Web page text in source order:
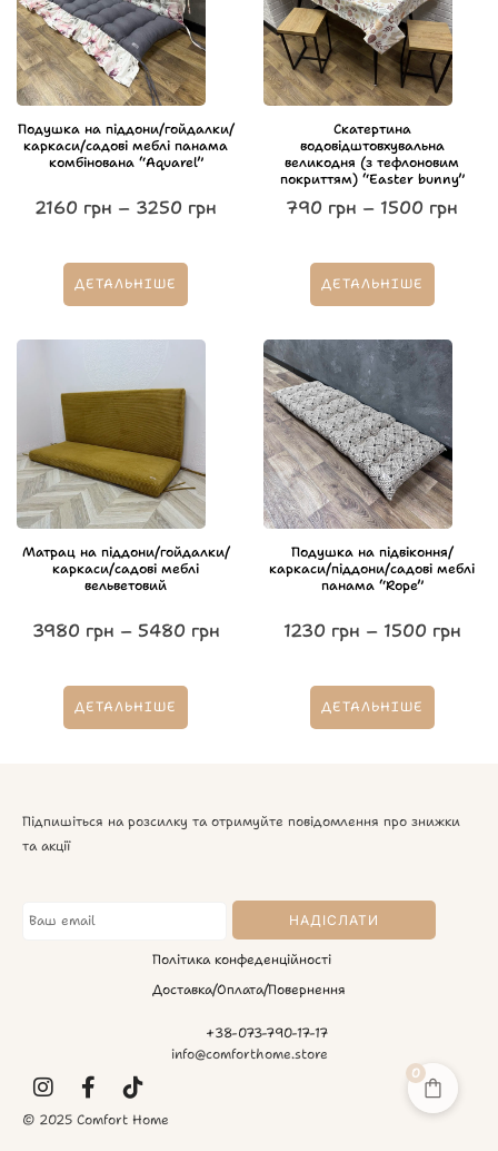
Подушка на піддони/гойдалки/
каркаси/садові меблі панама
комбінована “Aquarel”
2160 грн – 3250 грн
ДЕТАЛЬНІШЕ
Скатертина
водовідштовхувальна
великодня (з тефлоновим
покриттям) “Easter bunny”
790 грн – 1500 грн
ДЕТАЛЬНІШЕ
Матрац на піддони/гойдалки/
каркаси/садові меблі
вельветовий
3980 грн – 5480 грн
ДЕТАЛЬНІШЕ
Подушка на підвіконня/
каркаси/піддони/садові меблі
панама “Rope”
1230 грн – 1500 грн
ДЕТАЛЬНІШЕ
Підпишіться на розсилку та отримуйте повідомлення про знижки
та акції
Політика конфеденційності
Доставка/Оплата/Повернення
+38-073-790-17-17
info@comforthome.store
© 2025 Comfort Home
0